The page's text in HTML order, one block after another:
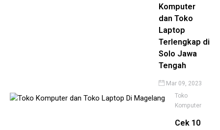
Komputer
dan Toko
Laptop
Terlengkap di
Solo Jawa
Tengah
Mar 09, 2023
Toko
Komputer
Cek 10